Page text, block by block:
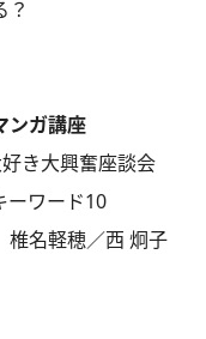
？
ンガ講座
き大興奮座談会
ワード10
名軽穂／西 炯子